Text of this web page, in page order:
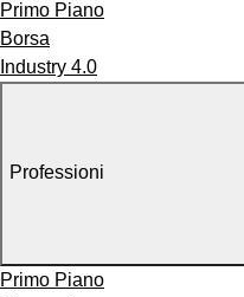
Primo Piano
Borsa
Industry 4.0
Professioni
Primo Piano